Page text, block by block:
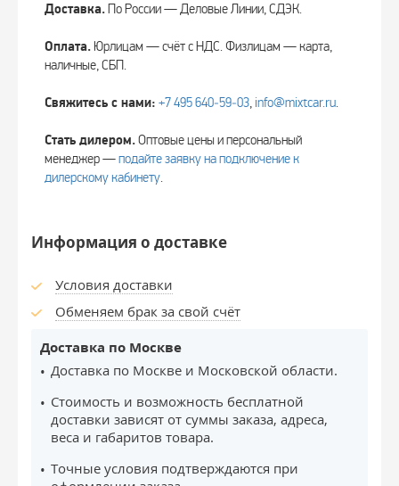
Доставка.По России — Деловые Линии, СДЭК.
Оплата. Юрлицам — счёт с НДС. Физлицам — карта,
наличные, СБП.
Свяжитесь с нами: +7 495 640‑59‑03, info@mixtcar.ru.
Стать дилером.Оптовые цены и персональный
менеджер —подайте заявку на подключение к
дилерскому кабинету.
Информация о доставке
Условия доставки
Обменяем брак за свой счёт
Доставка по Москве
Доставка по Москве и Московской области.
Стоимость и возможность бесплатной
доставки зависят от суммы заказа, адреса,
веса и габаритов товара.
Точные условия подтверждаются при